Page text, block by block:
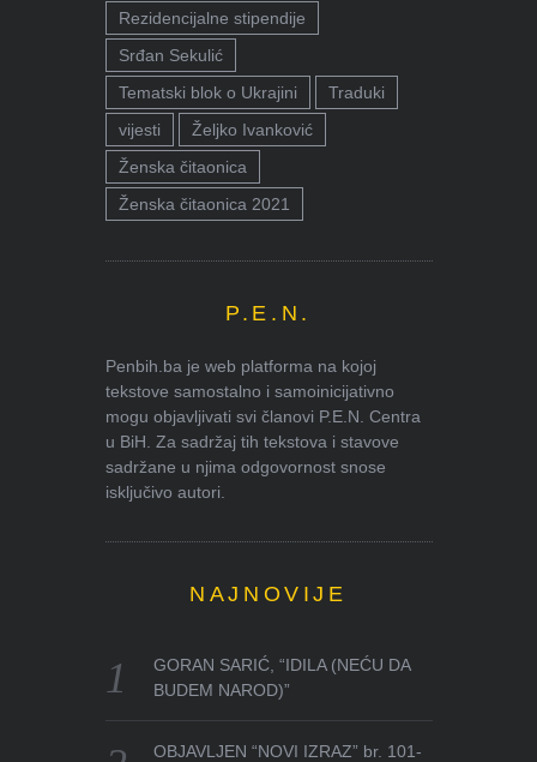
Rezidencijalne stipendije
Srđan Sekulić
Tematski blok o Ukrajini
Traduki
vijesti
Željko Ivanković
Ženska čitaonica
Ženska čitaonica 2021
P.E.N.
Penbih.ba je web platforma na kojoj
tekstove samostalno i samoinicijativno
mogu objavljivati svi članovi P.E.N. Centra
u BiH. Za sadržaj tih tekstova i stavove
sadržane u njima odgovornost snose
isključivo autori.
NAJNOVIJE
GORAN SARIĆ, “IDILA (NEĆU DA
BUDEM NAROD)”
OBJAVLJEN “NOVI IZRAZ” br. 101-